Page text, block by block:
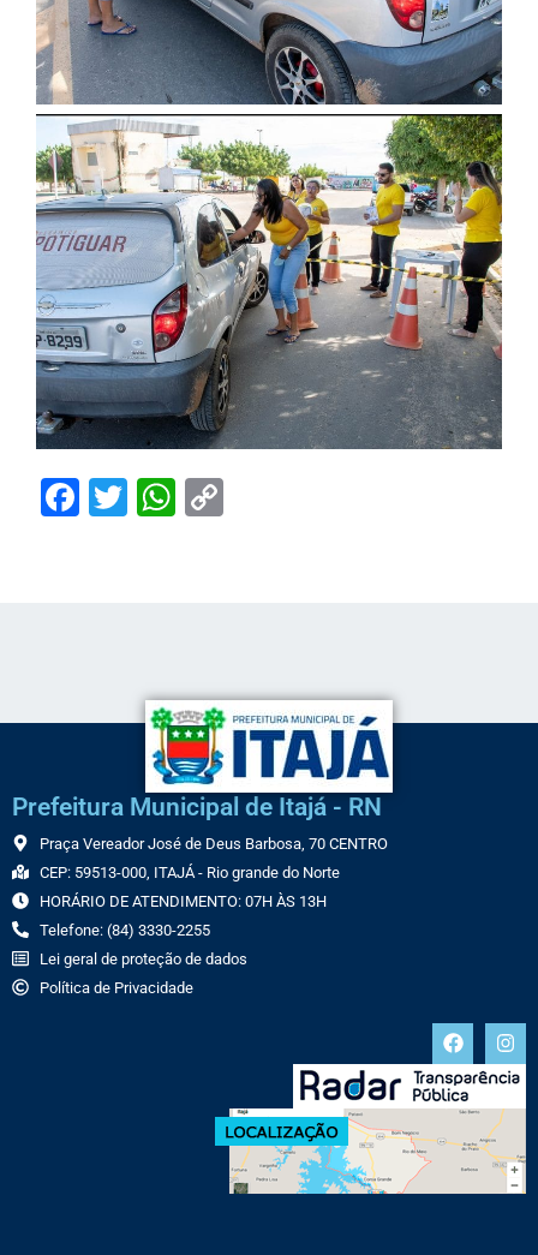
Facebook
TwitterWhatsApp
Prefeitura Municipal de Itajá - RN
Praça Vereador José de Deus Barbosa, 70 CENTRO
CEP: 59513-000, ITAJÁ - Rio grande do Norte
HORÁRIO DE ATENDIMENTO: 07H ÀS 13H
Telefone: (84) 3330-2255
Lei geral de proteção de dados
Política de Privacidade